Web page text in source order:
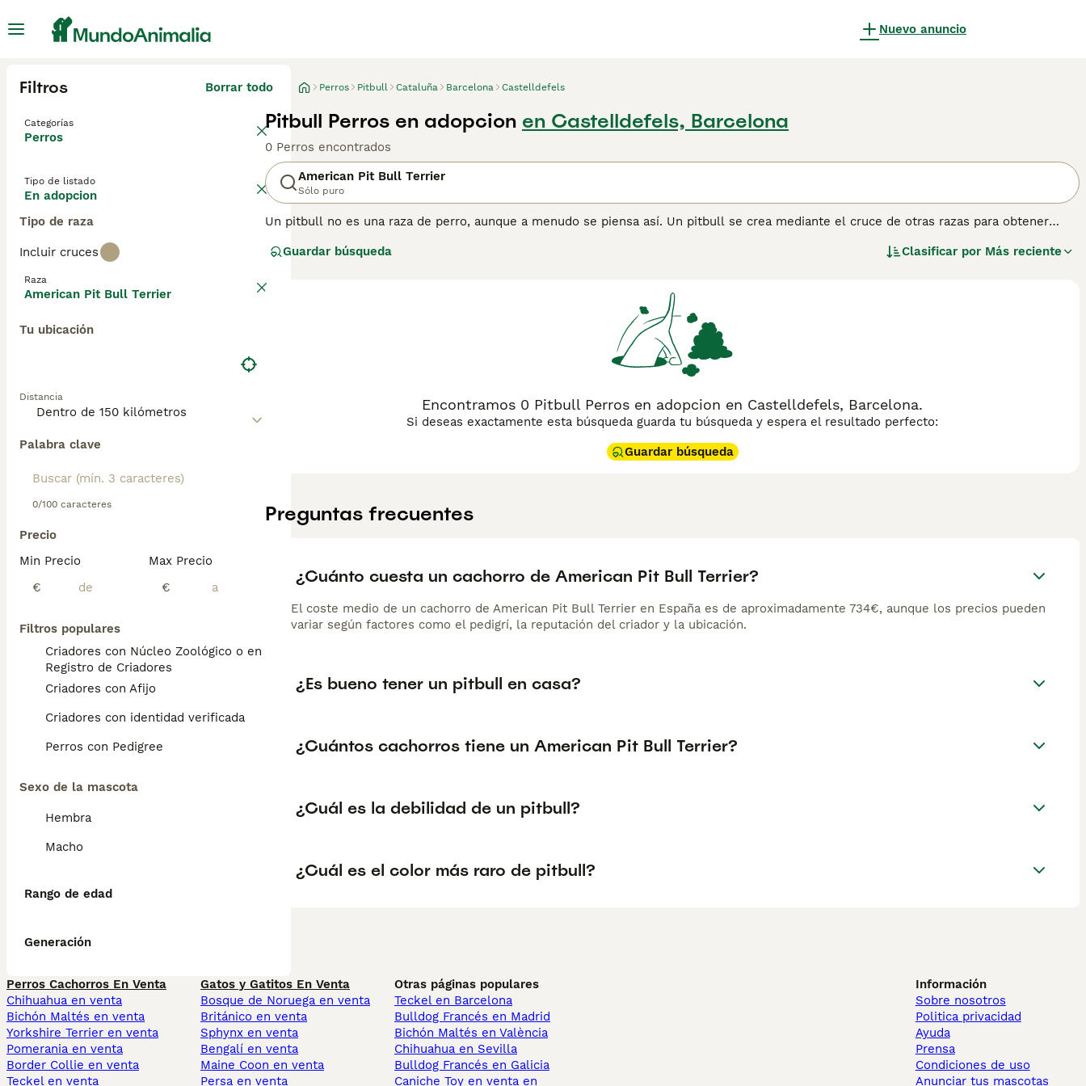
Nuevo anuncio
Filtros Borrar todo
Categorías
Perros
Tipo de listado
En adopcion
Tipo de raza
Incluir cruces
Raza
American Pit Bull Terrier
Tu ubicación
Distancia
Palabra clave
0/100 caracteres
Precio
Min Precio
€
Max Precio
€
Filtros populares
Criadores con Núcleo Zoológico o en el
Registro de Criadores
Criadores con Afijo
Criadores con identidad verificada
Perros con Pedigree
Sexo de la mascota
Hembra
Macho
Rango de edad
Generación
Perros Pitbull Cataluña Barcelona Castelldefels
Pitbull Perros en adopcion en Castelldefels, Barcelona
0 Perros encontrados
American Pit Bull Terrier
Sólo puro
Un pitbull no es una raza de perro, aunque a menudo se piensa así. Un pitbull se crea mediante el cruce de otras razas para obtener
Staffordshire Terrier, el Staffordshire Bull Terrier, el Dogo Argentino, el Bull Terrier y el Bulldog se utilizan para hacer cruces de razas no
Guardar búsqueda Clasificar por Más reciente
Encontramos 0 Pitbull Perros en adopcion en Castelldefels, Barcelona.
Si deseas exactamente esta búsqueda guarda tu búsqueda y espera el resultado perfecto:
Guardar búsqueda
Preguntas frecuentes
¿Cuánto cuesta un cachorro de American Pit Bull Terrier?
El coste medio de un cachorro de American Pit Bull Terrier en España es de aproximadamente 734€, aunque los precios pueden
variar según factores como el pedigrí, la reputación del criador y la ubicación.
¿Es bueno tener un pitbull en casa?
¿Cuántos cachorros tiene un American Pit Bull Terrier?
¿Cuál es la debilidad de un pitbull?
¿Cuál es el color más raro de pitbull?
Perros Cachorros En Venta
Chihuahua en venta
Bichón Maltés en venta
Yorkshire Terrier en venta
Pomerania en venta
Border Collie en venta
Teckel en venta
Gatos y Gatitos En Venta
Bosque de Noruega en venta
Británico en venta
Sphynx en venta
Bengalí en venta
Maine Coon en venta
Persa en venta
Otras páginas populares
Teckel en Barcelona
Bulldog Francés en Madrid
Bichón Maltés en València
Chihuahua en Sevilla
Bulldog Francés en Galicia
Caniche Toy en venta en
Información
Sobre nosotros
Politica privacidad
Ayuda
Prensa
Condiciones de uso
Anunciar tus mascotas